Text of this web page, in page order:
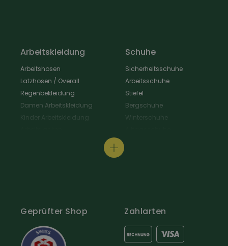
Arbeitskleidung
Arbeitshosen
Latzhosen / Overall
Regenbekleidung
Damen Arbeitskleidung
Kinder Arbeitskleidung
Arbeitssocken
Gürtel & Hosenträger
Schuhe
Sicherheitsschuhe
Arbeitsschuhe
Stiefel
Bergschuhe
Winterschuhe
Geprüfter Shop Zahlarten